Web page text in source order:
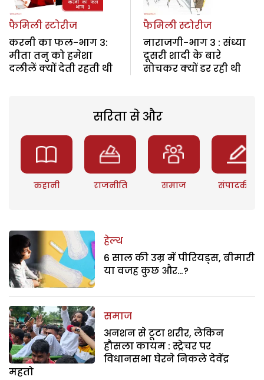
फैमिली स्टोरीज
करनी का फल-भाग 3:
मीता तनु को हमेशा
दलीलें क्यों देती रहती थी
फैमिली स्टोरीज
नाराजगी-भाग 3 : संध्या
दूसरी शादी के बारे
सोचकर क्यों डर रही थी
सरिता से और
कहानी राजनीति समाज संपादकीय
हेल्थ
6 साल की उम्र में पीरियड्स, बीमारी
या वजह कुछ और…?
समाज
अनशन से टूटा शरीर, लेकिन
हौसला कायम : स्ट्रेचर पर
विधानसभा घेरने निकले देवेंद्र
महतो